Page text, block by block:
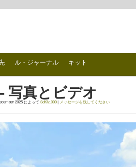
ル・ジャーナル キット
写真とビデオ
2025によって SdKfz.000| メッセージを残してください